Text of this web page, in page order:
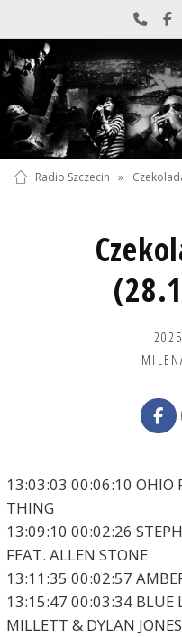
Radio Szczecin »
13:03:03 00:06:10 OHIO
THING
13:09:10 00:02:26
FEAT. ALLEN STONE
13:11:35 00:02:57
13:15:47 00:03:34 BLUE
MILLETT & DYLAN JONES